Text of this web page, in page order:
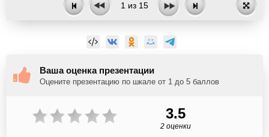
1 из 15
Ваша оценка презентации
Оцените презентацию по шкале от 1 до 5 баллов
3.5
2 оценки